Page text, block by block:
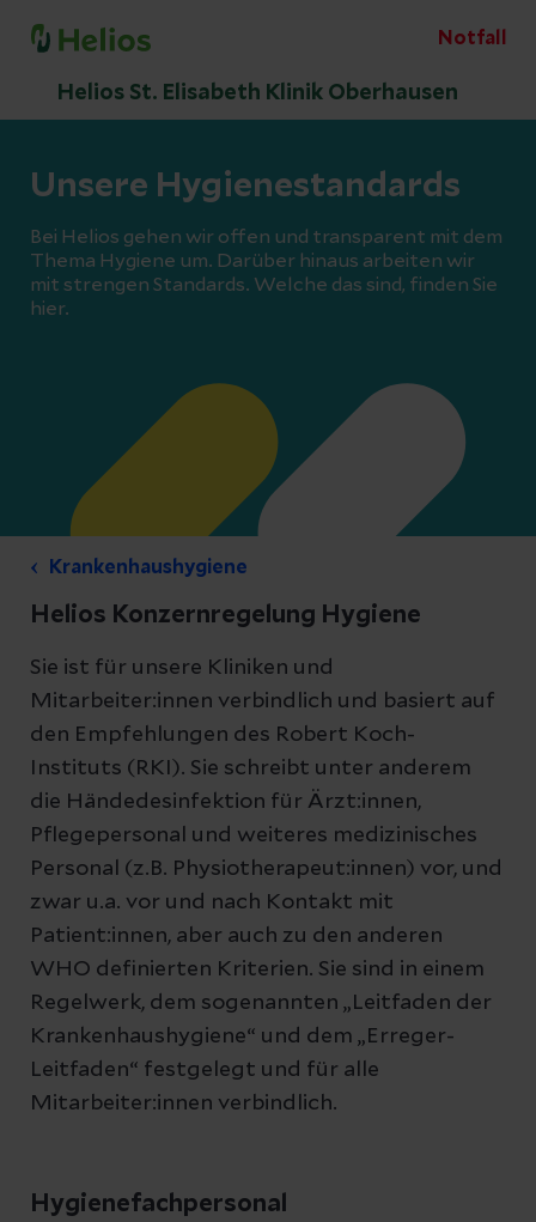
Notfall
Helios St. Elisabeth Klinik Oberhausen
Unsere Hygienestandards
Bei Helios gehen wir offen und transparent mit dem
Thema Hygiene um. Darüber hinaus arbeiten wir
mit strengen Standards. Welche das sind, finden Sie
hier.
Krankenhaushygiene
Helios Konzernregelung Hygiene
Sie ist für unsere Kliniken und
Mitarbeiter:innen verbindlich und basiert auf
den Empfehlungen des Robert Koch-
Instituts (RKI). Sie schreibt unter anderem
die Händedesinfektion für Ärzt:innen,
Pflegepersonal und weiteres medizinisches
Personal (z.B. Physiotherapeut:innen) vor, und
zwar u.a. vor und nach Kontakt mit
Patient:innen, aber auch zu den anderen
WHO definierten Kriterien. Sie sind in einem
Regelwerk, dem sogenannten „Leitfaden der
Krankenhaushygiene“ und dem „Erreger-
Leitfaden“ festgelegt und für alle
Mitarbeiter:innen verbindlich.
Hygienefachpersonal